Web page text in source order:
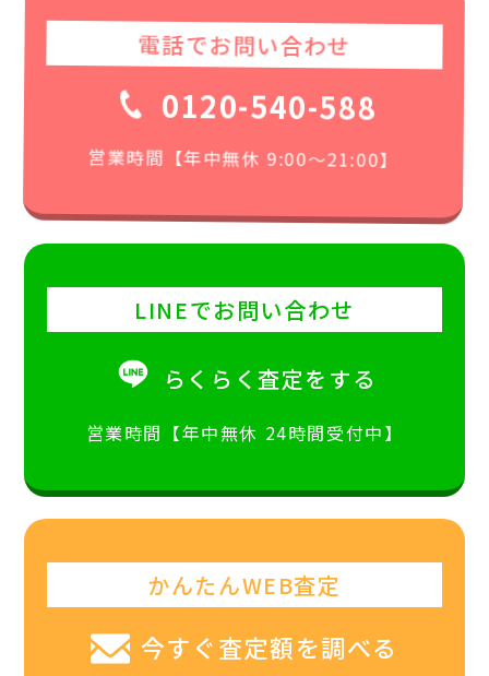
電話でお問い合わせ
0120-540-588
営業時間【年中無休 9:00〜21:00】
LINEでお問い合わせ
らくらく査定をする
営業時間【年中無休 24時間受付中】
かんたんWEB査定
今すぐ査定額を調べる